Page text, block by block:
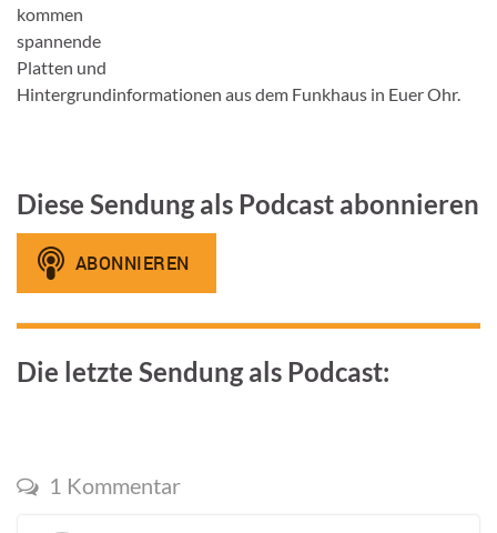
kommen
spannende
Platten und
Hintergrundinformationen aus dem Funkhaus in Euer Ohr.
Diese Sendung als Podcast abonnieren
Die letzte Sendung als Podcast:
1 Kommentar